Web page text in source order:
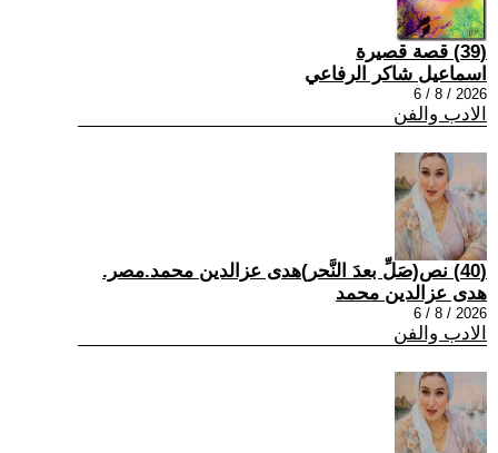
(39) قصة قصيرة
اسماعيل شاكر الرفاعي
2026 / 8 / 6
الادب والفن
(40) نص(صَلِّ بعدَ النَّحر)هدى عزالدين محمد.مصر.
هدى عزالدين محمد
2026 / 8 / 6
الادب والفن